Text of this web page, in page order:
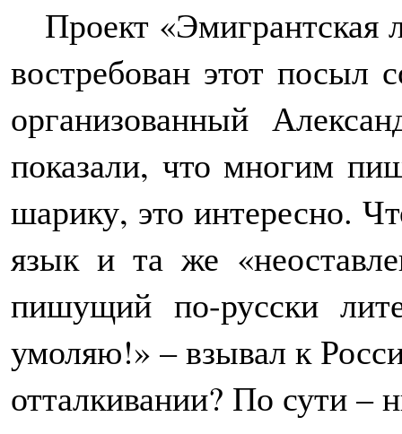
Проект «Эмигрантская
востребован этот
организованный
показали, что многим
шарику, это интересно.
язык и та же
пишущий по-русски
умоляю!» – взывал к
отталкивании? По сути –